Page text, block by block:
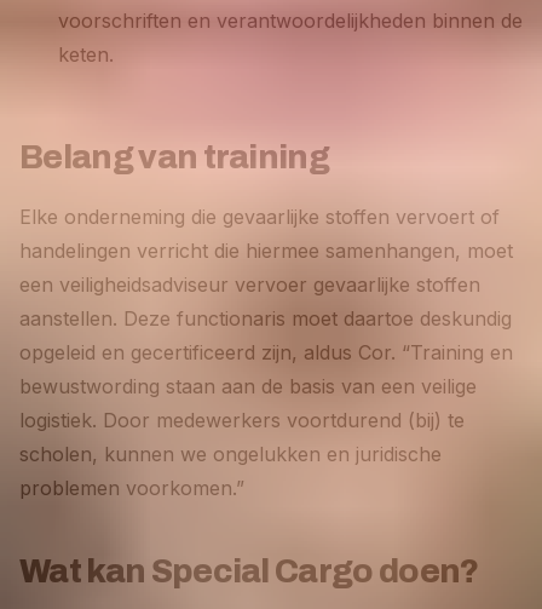
voorschriften en verantwoordelijkheden binnen de
keten.
Belang van training
Elke onderneming die gevaarlijke stoffen vervoert of
handelingen verricht die hiermee samenhangen, moet
een veiligheidsadviseur vervoer gevaarlijke stoffen
aanstellen. Deze functionaris moet daartoe deskundig
opgeleid en gecertificeerd zijn, aldus Cor. “Training en
bewustwording staan aan de basis van een veilige
logistiek. Door medewerkers voortdurend (bij) te
scholen, kunnen we ongelukken en juridische
problemen voorkomen.”
Wat kan Special Cargo doen?